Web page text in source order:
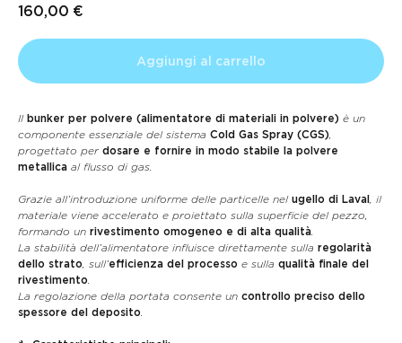
160,00 €
Aggiungi al carrello
Il bunker per polvere (alimentatore di materiali in polvere) è un
componente essenziale del sistema Cold Gas Spray (CGS),
progettato per dosare e fornire in modo stabile la polvere
metallica al flusso di gas.
Grazie all’introduzione uniforme delle particelle nel ugello di Laval, il
materiale viene accelerato e proiettato sulla superficie del pezzo,
formando un rivestimento omogeneo e di alta qualità.
La stabilità dell’alimentatore influisce direttamente sulla regolarità
dello strato, sull’efficienza del processo e sulla qualità finale del
rivestimento.
La regolazione della portata consente un controllo preciso dello
spessore del deposito.